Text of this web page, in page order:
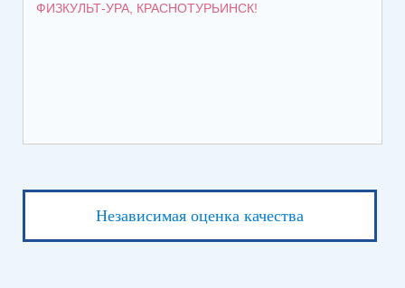
ФИЗКУЛЬТ-УРА, КРАСНОТУРЬИНСК!
Независимая оценка качества